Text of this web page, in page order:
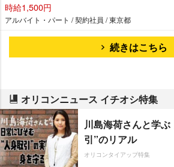
時給1,500円
アルバイト・パート / 契約社員 / 東京都
続きはこちら
オリコンニュース イチオシ特集
川島海荷さんと学
引”のリアル
オリコンタイアップ特集